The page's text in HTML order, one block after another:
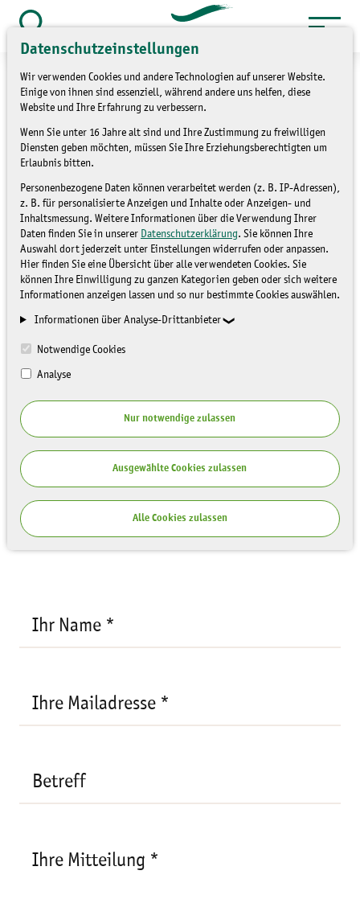
Datenschutzeinstellungen
Wir verwenden Cookies und andere Technologien auf unserer Website.
Einige von ihnen sind essenziell, während andere uns helfen, diese
Website und Ihre Erfahrung zu verbessern.
Wenn Sie unter 16 Jahre alt sind und Ihre Zustimmung zu freiwilligen
Diensten geben möchten, müssen Sie Ihre Erziehungsberechtigten um
Erlaubnis bitten.
Personenbezogene Daten können verarbeitet werden (z. B. IP-Adressen),
z. B. für personalisierte Anzeigen und Inhalte oder Anzeigen- und
Inhaltsmessung. Weitere Informationen über die Verwendung Ihrer
Daten finden Sie in unserer Datenschutzerklärung. Sie können Ihre
Auswahl dort jederzeit unter Einstellungen widerrufen oder anpassen.
Hier finden Sie eine Übersicht über alle verwendeten Cookies. Sie
können Ihre Einwilligung zu ganzen Kategorien geben oder sich weitere
Informationen anzeigen lassen und so nur bestimmte Cookies auswählen.
Informationen über Analyse-Drittanbieter
Notwendige Cookies
Analyse
Nur notwendige zulassen
Ausgewählte Cookies zulassen
Alle Cookies zulassen
Zum
Inhalt
springen
Suche
öffnen
Service » Kontakt » Kontaktformular
Kontaktformular
Mit Sternchen (*) gekennzeichnete Eingabefelder müssen
ausgefüllt werden.
Empfänger:Anne-Katrin Lösche,
Sächsische Landesstiftung Natur und
Umwelt
Veranstaltung:Vertiefungskurs
Ihr Name *
Ihre Mailadresse *
Mailadresse
*
Betreff
Ihre Mitteilung *